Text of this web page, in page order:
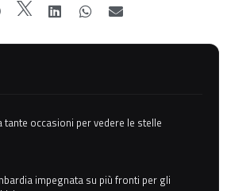
tante occasioni per vedere le stelle
impegnata su più fronti per gli